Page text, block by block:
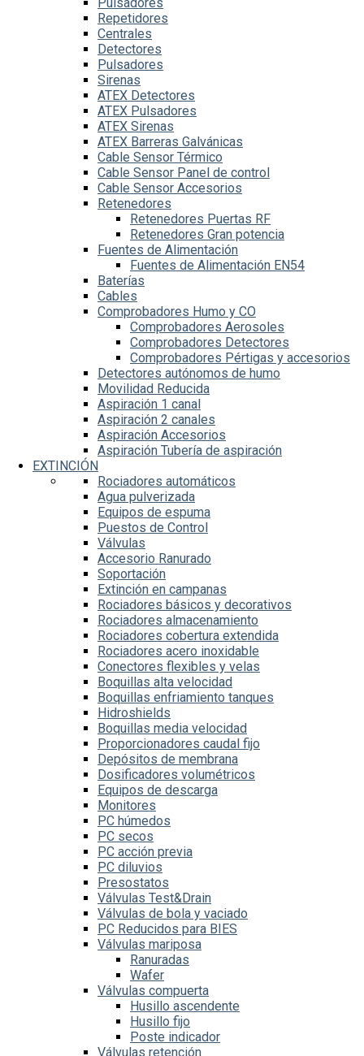
Repetidores
Centrales
Detectores
Pulsadores
Sirenas
ATEX Detectores
ATEX Pulsadores
ATEX Sirenas
ATEX Barreras Galvánicas
Cable Sensor Térmico
Cable Sensor Panel de control
Cable Sensor Accesorios
Retenedores
Retenedores Puertas RF
Retenedores Gran potencia
Fuentes de Alimentación
Fuentes de Alimentación EN54
Baterías
Cables
Comprobadores Humo y CO
Comprobadores Aerosoles
Comprobadores Detectores
Comprobadores Pértigas y accesorios
Detectores autónomos de humo
Movilidad Reducida
Aspiración 1 canal
Aspiración 2 canales
Aspiración Accesorios
Aspiración Tubería de aspiración
EXTINCIÓN
Rociadores automáticos
Agua pulverizada
Equipos de espuma
Puestos de Control
Válvulas
Accesorio Ranurado
Soportación
Extinción en campanas
Rociadores básicos y decorativos
Rociadores almacenamiento
Rociadores cobertura extendida
Rociadores acero inoxidable
Conectores flexibles y velas
Boquillas alta velocidad
Boquillas enfriamiento tanques
Hidroshields
Boquillas media velocidad
Proporcionadores caudal fijo
Depósitos de membrana
Dosificadores volumétricos
Equipos de descarga
Monitores
PC húmedos
PC secos
PC acción previa
PC diluvios
Presostatos
Válvulas Test&Drain
Válvulas de bola y vaciado
PC Reducidos para BIES
Válvulas mariposa
Ranuradas
Wafer
Válvulas compuerta
Husillo ascendente
Husillo fijo
Poste indicador
Válvulas retención